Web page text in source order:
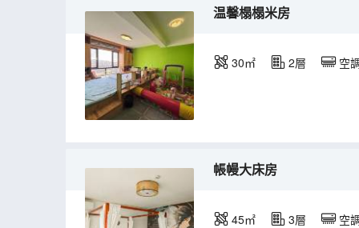
温馨榻榻米房
30㎡ 2層 空
帳幔大床房
45㎡ 3層 空